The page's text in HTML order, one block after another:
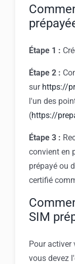
Étape 1 :
Étape 2 :
sur https://
l'un des
(https://
Étape 3 :
convient en
prépayé ou
certifié
SIM
Pour activer
vous devez